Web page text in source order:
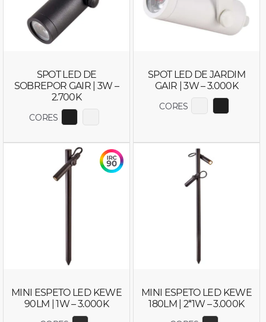
SPOT LED DE
SOBREPOR GAIR | 3W –
2.700K
CORES EXIBIR COR 6632
SPOT LED DE JARDIM
GAIR | 3W – 3.000K
CORES EXIBIR COR
EXIBIR
MINI ESPETO LED KEWE
90LM | 1W – 3.000K
MINI ESPETO LED KEWE
180LM | 2*1W – 3.000K